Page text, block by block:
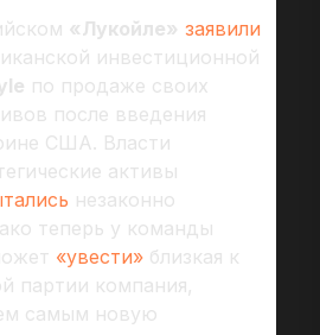
«Лукойле» заявили
инвестиционной
по продаже своих
после введения
США. Власти
активы
незаконно
теперь у команды
«увести»близкая к
партии компания,
самым новую